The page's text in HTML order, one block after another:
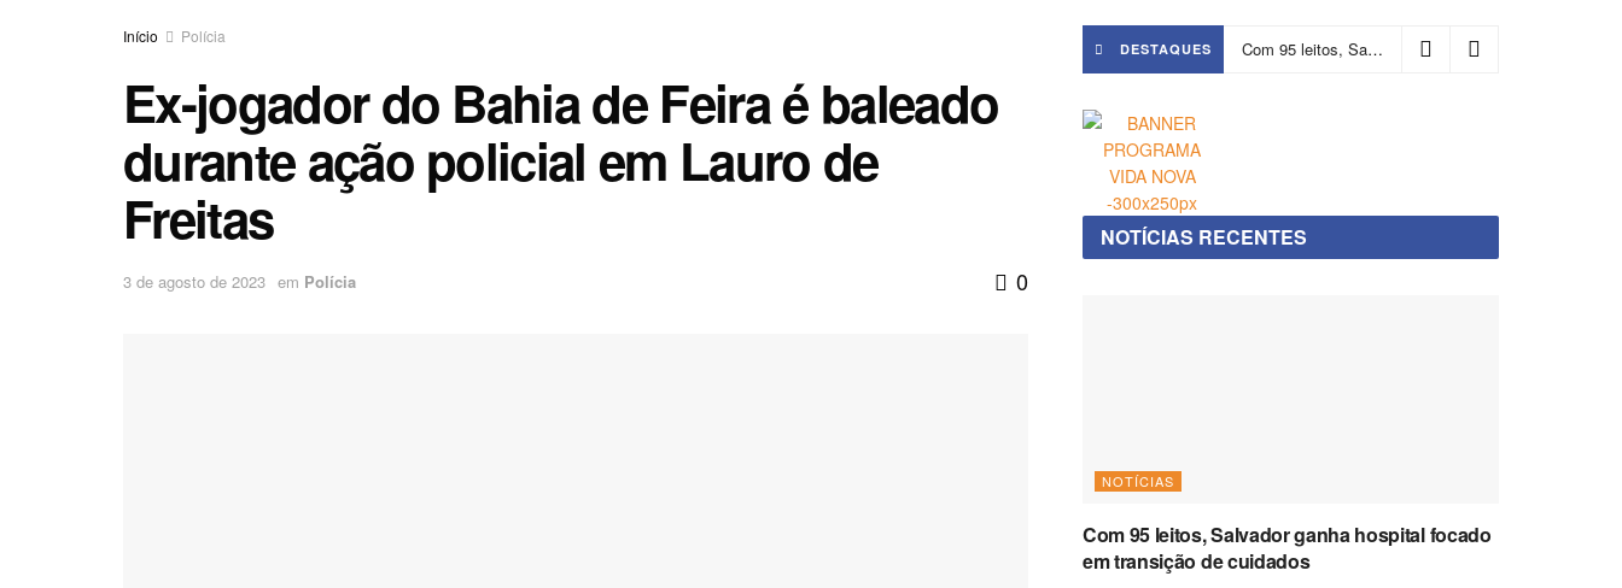
Início Polícia
Ex-jogador do Bahia de Feira é baleado
durante ação policial em Lauro de
Freitas
3 de agosto de 2023 em Polícia 0
DESTAQUES Com 95 leitos, Salvador ganha hospital focado em transição de cuidados
NOTÍCIAS RECENTES
NOTÍCIAS
Com 95 leitos, Salvador ganha hospital focado
em transição de cuidados